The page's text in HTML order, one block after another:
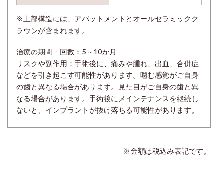
※上部構造には、アバットメントとオールセラミックク
ラウンが含まれます。
治療の期間・回数： 5～10か月
リスクや副作用：手術後に、痛みや腫れ、出血、合併症
などを引き起こす可能性があります。噛む感覚がご自身
の歯と異なる場合があります。見た目がご自身の歯と異
なる場合があります。手術後にメインテナンスを継続し
ないと、インプラントが抜け落ちる可能性があります。
※金額は税込み表記です。